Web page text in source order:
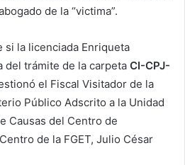
de la “victima”.
si la licenciada Enriqueta
del trámite de la carpeta CI-CPJ-
el Fiscal Visitador de la
Público Adscrito a la Unidad
Causas del Centro de
de la FGET, Julio César